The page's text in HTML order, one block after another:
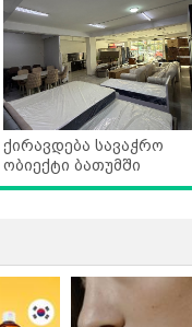
ქირავდება სავაჭრო
ობიექტი ბათუმში